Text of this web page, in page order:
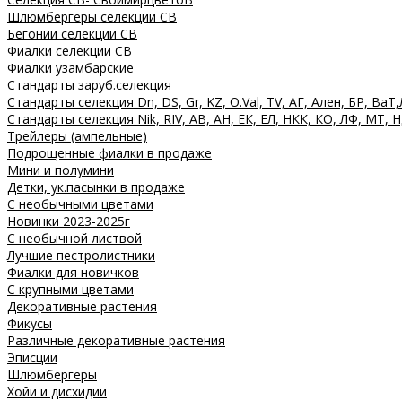
Шлюмбергеры селекции СВ
Бегонии селекции СВ
Фиалки селекции СВ
Фиалки узамбарские
Стандарты заруб.селекция
Стандарты селекция Dn, DS, Gr, KZ, O.Val, TV, АГ, Ален, БР,
Стандарты селекция Nik, RIV, АВ, АН, ЕК, ЕЛ, НКК, КО, ЛФ,
Трейлеры (ампельные)
Подрощенные фиалки в продаже
Мини и полумини
Детки, ук.пасынки в продаже
С необычными цветами
Новинки 2023-2025г
С необычной листвой
Лучшие пестролистники
Фиалки для новичков
С крупными цветами
Декоративные растения
Фикусы
Различные декоративные растения
Эписции
Шлюмбергеры
Хойи и дисхидии